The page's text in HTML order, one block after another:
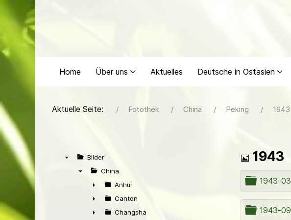
Home Über uns Aktuelles Deutsche in Ostasien
Aktuelle Seite: Fotothek China Peking 1943
Bilder
China
►
Anhui
►
Canton
Changsha
Bild
1943
O
r
d
n
1943-03
O1943-09